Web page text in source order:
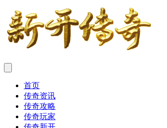
首页
传奇资讯
传奇攻略
传奇玩家